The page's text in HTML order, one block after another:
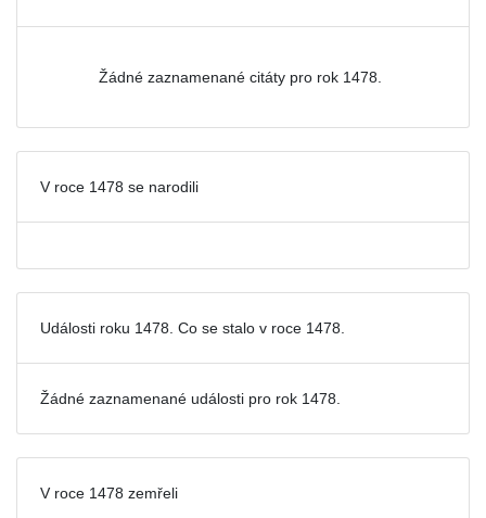
Žádné zaznamenané citáty pro rok 1478.
V roce 1478 se narodili
Události roku 1478. Co se stalo v roce 1478.
Žádné zaznamenané události pro rok 1478.
V roce 1478 zemřeli